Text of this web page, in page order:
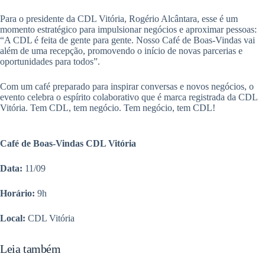
Para o presidente da CDL Vitória, Rogério Alcântara, esse é um
momento estratégico para impulsionar negócios e aproximar pessoas:
“A CDL é feita de gente para gente. Nosso Café de Boas-Vindas vai
além de uma recepção, promovendo o início de novas parcerias e
oportunidades para todos”.
Com um café preparado para inspirar conversas e novos negócios, o
evento celebra o espírito colaborativo que é marca registrada da CDL
Vitória. Tem CDL, tem negócio. Tem negócio, tem CDL!
Café de Boas-Vindas CDL Vitória
Data: 11/09
Horário: 9h
Local: CDL Vitória
Leia também